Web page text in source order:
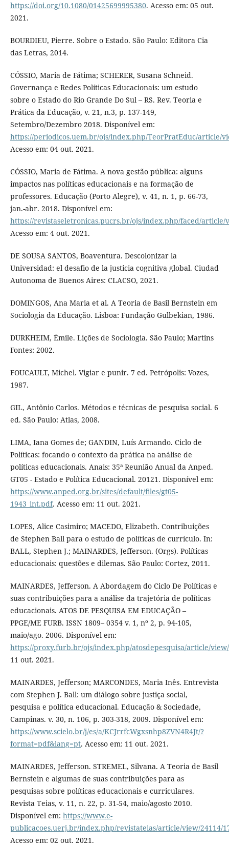
https://doi.org/10.1080/01425699995380. Acesso em: 05 out.
2021.
BOURDIEU, Pierre. Sobre o Estado. São Paulo: Editora Cia
das Letras, 2014.
CÓSSIO, Maria de Fátima; SCHERER, Susana Schneid.
Governança e Redes Políticas Educacionais: um estudo
sobre o Estado do Rio Grande Do Sul – RS. Rev. Teoria e
Prática da Educação, v. 21, n.3, p. 137-149,
Setembro/Dezembro 2018. Disponível em:
https://periodicos.uem.br/ojs/index.php/TeorPratEduc/article/
Acesso em: 04 out. 2021.
CÓSSIO, Maria de Fátima. A nova gestão pública: alguns
impactos nas políticas educacionais e na formação de
professores. Educação (Porto Alegre), v. 41, n. 1, p. 66-73,
jan.-abr. 2018. Disponível em:
https://revistaseletronicas.pucrs.br/ojs/index.php/faced/article/
Acesso em: 4 out. 2021.
DE SOUSA SANTOS, Boaventura. Descolonizar la
Universidad: el desafio de la justicia cognitiva global. Ciudad
Autonoma de Buenos Aires: CLACSO, 2021.
DOMINGOS, Ana Maria et al. A Teoria de Basil Bernstein em
Sociologia da Educação. Lisboa: Fundação Gulbekian, 1986.
DURKHEIM, Émile. Lições de Sociologia. São Paulo; Martins
Fontes: 2002.
FOUCAULT, Michel. Vigiar e punir. 7 ed. Petrópolis: Vozes,
1987.
GIL, Antônio Carlos. Métodos e técnicas de pesquisa social. 6
ed. São Paulo: Atlas, 2008.
LIMA, Iana Gomes de; GANDIN, Luís Armando. Ciclo de
Políticas: focando o contexto da prática na análise de
políticas educacionais. Anais: 35ª Reunião Anual da Anped.
GT05 - Estado e Política Educacional. 20121. Disponível em:
https://www.anped.org.br/sites/default/files/gt05-
1943_int.pdf. Acesso em: 11 out. 2021.
LOPES, Alice Casimiro; MACEDO, Elizabeth. Contribuições
de Stephen Ball para o estudo de políticas de currículo. In:
BALL, Stephen J.; MAINARDES, Jefferson. (Orgs). Políticas
educacionais: questões e dilemas. São Paulo: Cortez, 2011.
MAINARDES, Jefferson. A Abordagem do Ciclo De Políticas e
suas contribuições para a análise da trajetória de políticas
educacionais. ATOS DE PESQUISA EM EDUCAÇÃO –
PPGE/ME FURB. ISSN 1809– 0354 v. 1, nº 2, p. 94-105,
maio/ago. 2006. Disponível em:
https://proxy.furb.br/ojs/index.php/atosdepesquisa/article/
11 out. 2021.
MAINARDES, Jefferson; MARCONDES, Maria Inês. Entrevista
com Stephen J. Ball: um diálogo sobre justiça social,
pesquisa e política educacional. Educação & Sociedade,
Campinas. v. 30, n. 106, p. 303-318, 2009. Disponível em:
https://www.scielo.br/j/es/a/KCJrrfcWgxsnhp8ZVN4R4Jt/?
format=pdf&lang=pt. Acesso em: 11 out. 2021.
MAINARDES, Jefferson. STREMEL, Silvana. A Teoria de Basil
Bernstein e algumas de suas contribuições para as
pesquisas sobre políticas educacionais e curriculares.
Revista Teias, v. 11, n. 22, p. 31-54, maio/agosto 2010.
Disponível em: https://www.e-
publicacoes.uerj.br/index.php/revistateias/article/view/24114/
Acesso em: 02 out. 2021.